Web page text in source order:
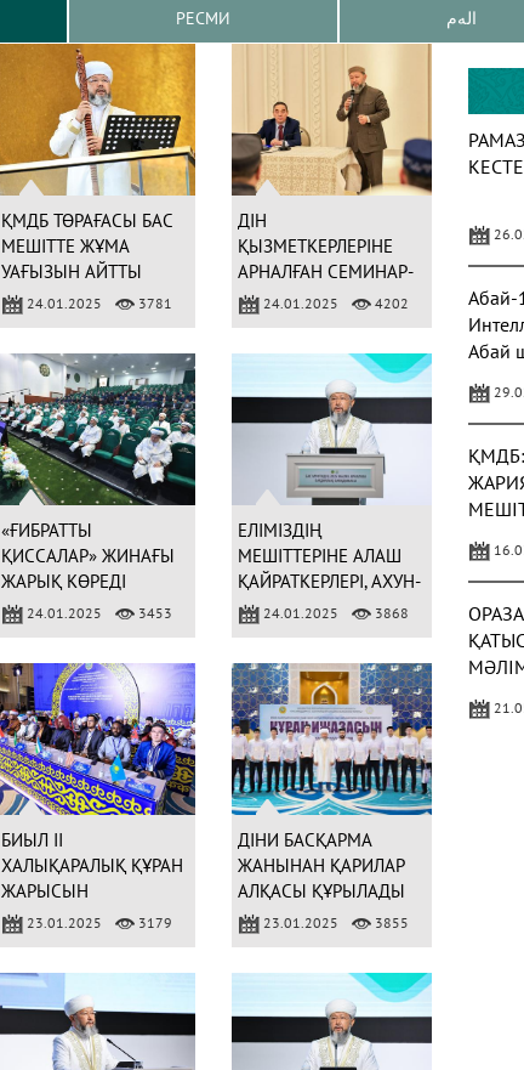
РЕСМИ الەم
ҚМДБ ТӨРАҒАСЫ БАС
МЕШІТТЕ ЖҰМА
УАҒЫЗЫН АЙТТЫ
24.01.2025 3781
ДІН
ҚЫЗМЕТКЕРЛЕРІНЕ
АРНАЛҒАН СЕМИНАР-
ТРЕНИНГ ӨТТІ
24.01.2025 4202
«ҒИБРАТТЫ
ҚИССАЛАР» ЖИНАҒЫ
ЖАРЫҚ КӨРЕДІ
24.01.2025 3453
ЕЛІМІЗДІҢ
МЕШІТТЕРІНЕ АЛАШ
ҚАЙРАТКЕРЛЕРІ, АХУН-
ИШАНДАРДЫҢ ЕСІМІ
БЕРІЛЕДІ
24.01.2025 3868
БИЫЛ ІІ
ХАЛЫҚАРАЛЫҚ ҚҰРАН
ЖАРЫСЫН
ҰЙЫМДАСТЫРАМЫЗ
23.01.2025 3179
ДІНИ БАСҚАРМА
ЖАНЫНАН ҚАРИЛАР
АЛҚАСЫ ҚҰРЫЛАДЫ
23.01.2025 3855
Абай-
Абай